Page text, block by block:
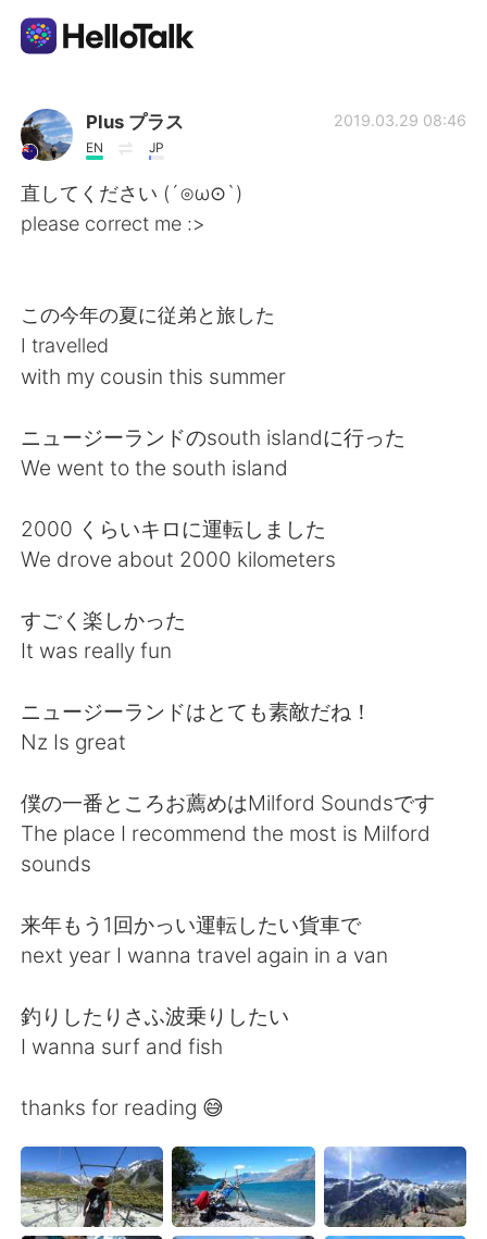
Aplicación de intercambio de idiomas
AI Grammar Checker
Español
English 简体中文
繁體中文 العربية
Français Deutsch
Русский ไทย
Türkçe
Português
Plus プラス
EN JP
2019.03.29 08:46
直してください (´⊙ω⊙`)
please correct me :>
この今年の夏に従弟と旅した
I travelled
with my cousin this summer
ニュージーランドのsouth islandに行った
We went to the south island
2000 くらいキロに運転しました
We drove about 2000 kilometers
すごく楽しかった
It was really fun
ニュージーランドはとても素敵だね！
Nz Is great
僕の一番ところお薦めはMilford Soundsです
The place I recommend the most is Milford
sounds
来年もう1回かっい運転したい貨車で
next year I wanna travel again in a van
釣りしたりさふ波乗りしたい
I wanna surf and fish
thanks for reading 😅